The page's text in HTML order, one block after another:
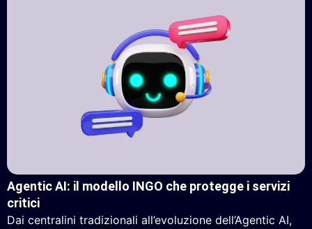
Agentic AI: il modello INGO che protegge i servizi
critici
Dai centralini tradizionali all’evoluzione dell’Agentic AI,